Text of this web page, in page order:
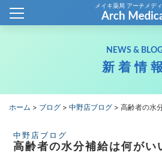
メイキ薬局 アーチメデ
ホーム
新着情報
薬局情報
NEWS &
新着情報
ホーム > ブログ > 中野店ブログ > 高齢者の水
中野店ブログ
高齢者の水分補給は何がい